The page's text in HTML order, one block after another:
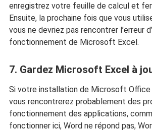
enregistrez votre feuille de calcul et
Ensuite, la prochaine fois que vous
vous ne devriez pas rencontrer l’erreur
fonctionnement de Microsoft Excel.
7. Gardez Microsoft Excel à
Si votre installation de Microsoft
vous rencontrerez probablement des
fonctionnement des applications,
fonctionner ici, Word ne répond pas,